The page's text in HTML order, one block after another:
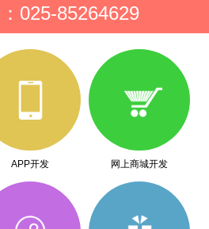
025-85264629
APP开发 网上商城开发